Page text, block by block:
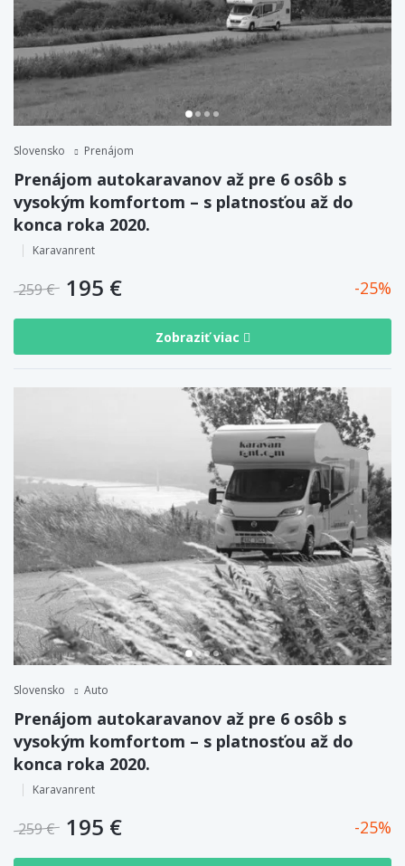
Slovensko Prenájom
Prenájom autokaravanov až pre 6 osôb s
vysokým komfortom – s platnosťou až do
konca roka 2020.
Karavanrent
259 € 195 € 25
Zobraziť viac
Slovensko Auto
Prenájom autokaravanov až pre 6 osôb s
vysokým komfortom – s platnosťou až do
konca roka 2020.
Karavanrent
259 € 195 € 25